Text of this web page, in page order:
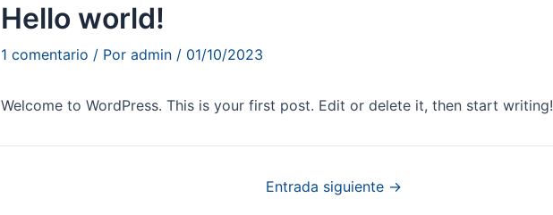
Hello world!
1 comentario / Poradmin / 01/10/2023
Welcome to WordPress. This is your first post. Edit or delete it, then start writing!
Entrada siguiente →